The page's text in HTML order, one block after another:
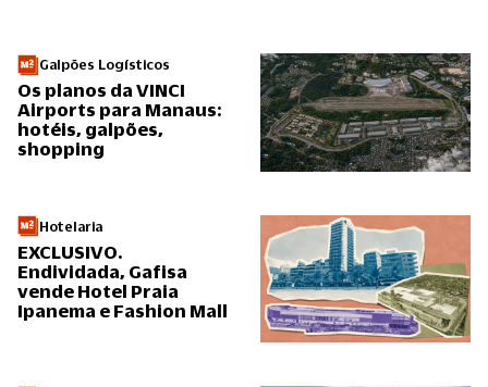
Galpões Logísticos
Os planos da VINCI
Airports para Manaus:
hotéis, galpões,
shopping
Hotelaria
EXCLUSIVO.
Endividada, Gafisa
vende Hotel Praia
Ipanema e Fashion Mall